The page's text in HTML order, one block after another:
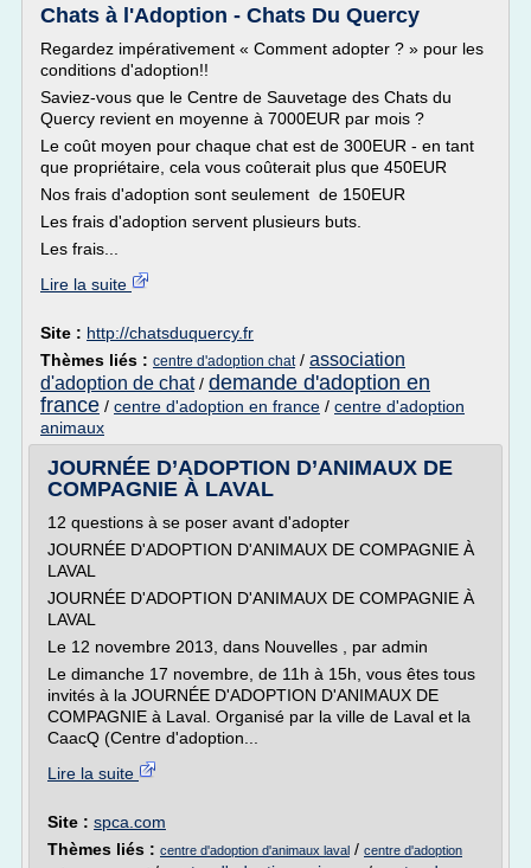
Chats à l'Adoption - Chats Du Quercy
Regardez impérativement « Comment adopter ? » pour les
conditions d'adoption!!
Saviez-vous que le Centre de Sauvetage des Chats du
Quercy revient en moyenne à 7000EUR par mois ?
Le coût moyen pour chaque chat est de 300EUR - en tant
que propriétaire, cela vous coûterait plus que 450EUR
Nos frais d'adoption sont seulement de 150EUR
Les frais d'adoption servent plusieurs buts.
Les frais...
Lire la suite
Site : http://chatsduquercy.fr
Thèmes liés : centre d'adoption chat/ association
d'adoption de chat/ demande d'adoption en
france / centre d'adoption en france / centre d'adoption
animaux
JOURNÉE D’ADOPTION D’ANIMAUX DE
COMPAGNIE À LAVAL
12 questions à se poser avant d'adopter
JOURNÉE D'ADOPTION D'ANIMAUX DE COMPAGNIE À
LAVAL
JOURNÉE D'ADOPTION D'ANIMAUX DE COMPAGNIE À
LAVAL
Le 12 novembre 2013, dans Nouvelles , par admin
Le dimanche 17 novembre, de 11h à 15h, vous êtes tous
invités à la JOURNÉE D'ADOPTION D'ANIMAUX DE
COMPAGNIE à Laval. Organisé par la ville de Laval et la
CaacQ (Centre d'adoption...
Lire la suite
Site : spca.com
Thèmes liés : centre d'adoption d'animaux laval / centre d'adoption